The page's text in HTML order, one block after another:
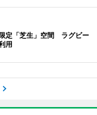
定「芝生」空間 ラグビー
用